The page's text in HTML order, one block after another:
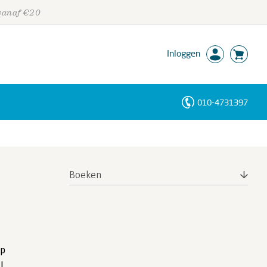
€20
Inloggen
010-4731397
Boeken
Personen